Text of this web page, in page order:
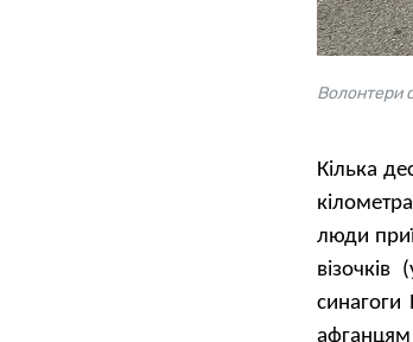
Волонтери
Кілька
люди